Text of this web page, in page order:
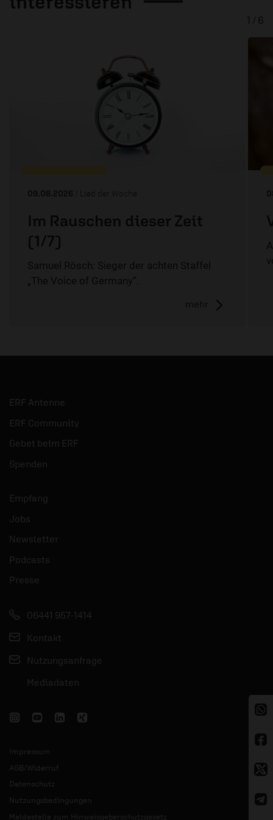
09.08.2026 / Lied der Woche
Im Rauschen dieser Zeit
(1/7)
Samuel Rösch: Sieger der achten Staffel
„The Voice of Germany“.
mehr
1 / 6
ERF Antenne
ERF Community
Gebet beim ERF
Spenden
Empfang
Jobs
Newsletter
Podcasts
Presse
06441 957-1414
Kontakt
Nutzungsanfrage
Mediadaten
Impressum
AGB/Widerruf
Datenschutz
Nutzungsbedingungen
Meldestelle zum Hinweisgeberschutzgesetz